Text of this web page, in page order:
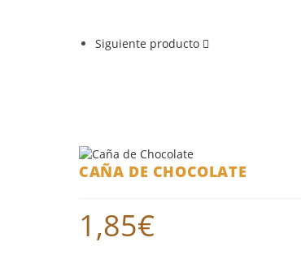
Siguiente producto
CAÑA DE CHOCOLATE
1,85€